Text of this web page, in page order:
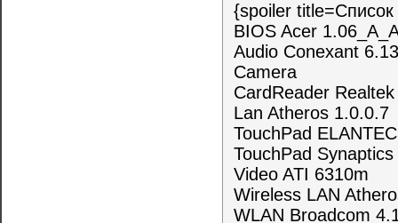
{spoiler
BIOS Acer
Audio Conexant
Camera
CardReader
Lan Atheros 1.0.0.7
TouchPad
TouchPad
Video ATI 6310m
Wireless LAN
WLAN Broadcom